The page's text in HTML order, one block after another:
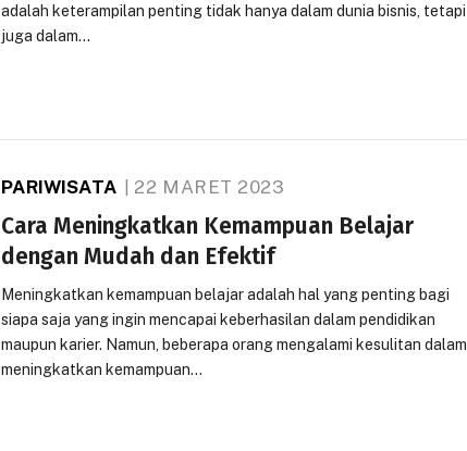
adalah keterampilan penting tidak hanya dalam dunia bisnis, tetapi
juga dalam…
PARIWISATA 22 MARET 2023
Cara Meningkatkan Kemampuan Belajar
dengan Mudah dan Efektif
Meningkatkan kemampuan belajar adalah hal yang penting bagi
siapa saja yang ingin mencapai keberhasilan dalam pendidikan
maupun karier. Namun, beberapa orang mengalami kesulitan dalam
meningkatkan kemampuan…